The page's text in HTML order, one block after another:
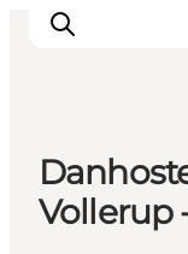
Erlebnisse
Städte
Vollerup